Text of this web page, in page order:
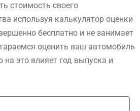
стоимость своего
используя калькулятор оценки
бесплатно и не занимает
оценить ваш автомобиль
это влияет год выпуска и